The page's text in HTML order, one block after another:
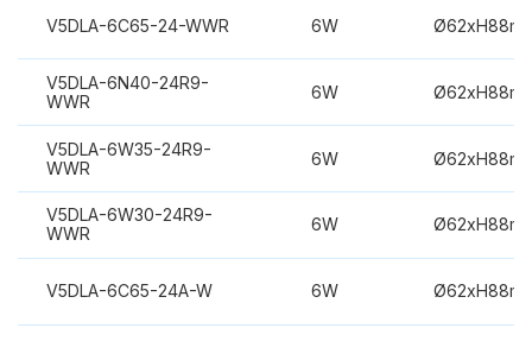
V5DLA-6C65-24-WWR 6W
V5DLA-6N40-24R9-
WWR
6W
V5DLA-6W35-24R9-
WWR
6W
V5DLA-6W30-24R9-
WWR
6W
V5DLA-6C65-24A-W 6W